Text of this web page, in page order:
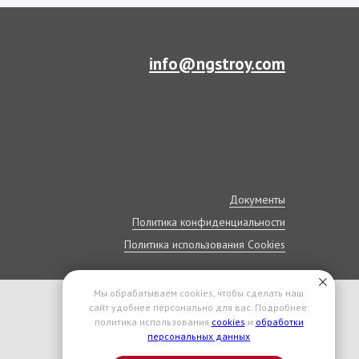
Мы обрабатываем cookies, чтобы сделать наш
сайт удобнее персонально для вас. Подробнее:
политика использования cookies и обработки
персональных данных
info@ngstroy.com
Документы
Политика конфиденциальности
Политика использования Cookies